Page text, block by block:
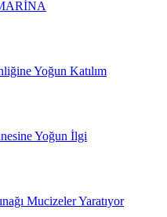
Yoğun Katılım
Yoğun İlgi
Mucizeler Yaratıyor